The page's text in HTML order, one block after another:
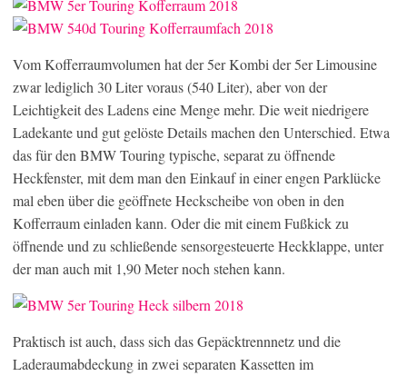
Vom Kofferraumvolumen hat der 5er Kombi der 5er Limousine
zwar lediglich 30 Liter voraus (540 Liter), aber von der
Leichtigkeit des Ladens eine Menge mehr. Die weit niedrigere
Ladekante und gut gelöste Details machen den Unterschied. Etwa
das für den BMW Touring typische, separat zu öffnende
Heckfenster, mit dem man den Einkauf in einer engen Parklücke
mal eben über die geöffnete Heckscheibe von oben in den
Kofferraum einladen kann. Oder die mit einem Fußkick zu
öffnende und zu schließende sensorgesteuerte Heckklappe, unter
der man auch mit 1,90 Meter noch stehen kann.
Praktisch ist auch, dass sich das Gepäcktrennnetz und die
Laderaumabdeckung in zwei separaten Kassetten im